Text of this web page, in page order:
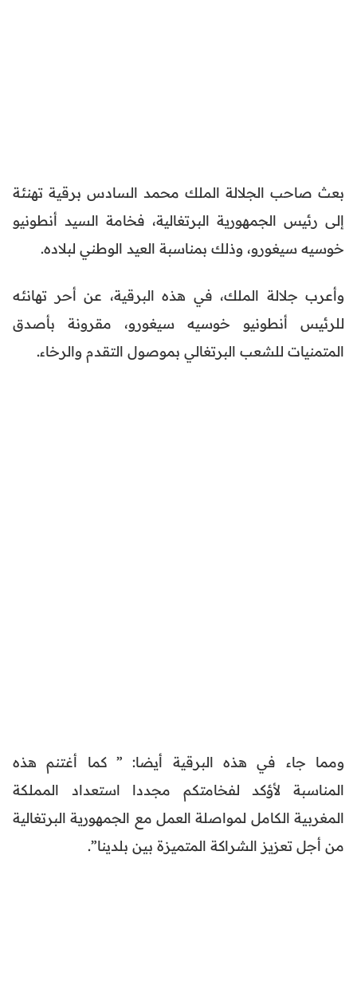
بعث صاحب الجلالة الملك محمد السادس برقية تهنئة
إلى رئيس الجمهورية البرتغالية، فخامة السيد أنطونيو
خوسيه سيغورو، وذلك بمناسبة العيد الوطني لبلاده.
وأعرب جلالة الملك، في هذه البرقية، عن أحر تهانئه
للرئيس أنطونيو خوسيه سيغورو، مقرونة بأصدق
المتمنيات للشعب البرتغالي بموصول التقدم والرخاء.
ومما جاء في هذه البرقية أيضا: ” كما أغتنم هذه
المناسبة لأؤكد لفخامتكم مجددا استعداد المملكة
المغربية الكامل لمواصلة العمل مع الجمهورية البرتغالية
من أجل تعزيز الشراكة المتميزة بين بلدينا”.